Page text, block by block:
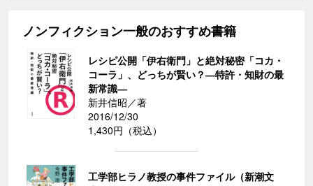
ノンフィクション一般のおすすめ書籍
レシピ公開「伊右衛門」と絶対秘密「コカ・
コーラ」、どっちが賢い？―特許・知財の最
新常識―
新井信昭／著
2016/12/30
1,430円（税込）
工学部ヒラノ教授の事件ファイル（新潮文